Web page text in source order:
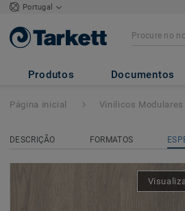
Portugal
Produtos Documentos
iD
Página inicial Vinilicos Modulares
DESCRIÇÃO FORMATOS